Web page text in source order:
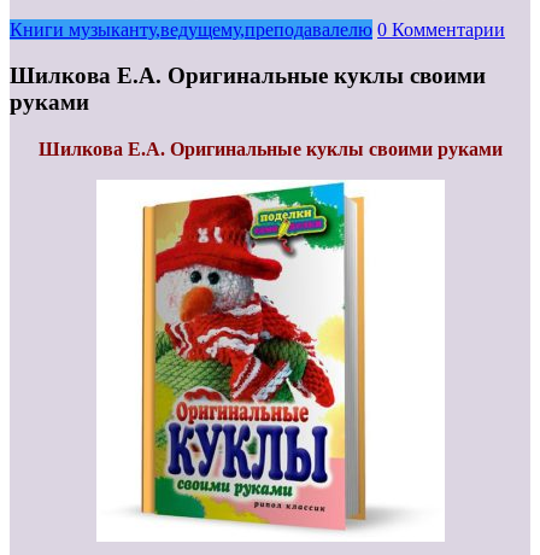
Книги музыканту,ведущему,преподавалелю 0 Комментарии
Шилкова Е.А. Оригинальные куклы своими
руками
Шилкова Е.А. Оригинальные куклы своими руками